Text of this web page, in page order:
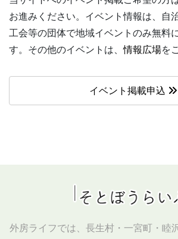
お進みください。イベント情報は、自
工会等の団体で地域イベントのみ無料
す。その他のイベントは、情報広場を
イベント掲載申込
外房ライフでは、長生村・一宮町・睦